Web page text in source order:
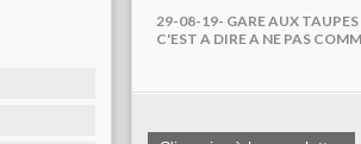
29-08-19- GARE AUX
C'EST A DIRE A NE PAS